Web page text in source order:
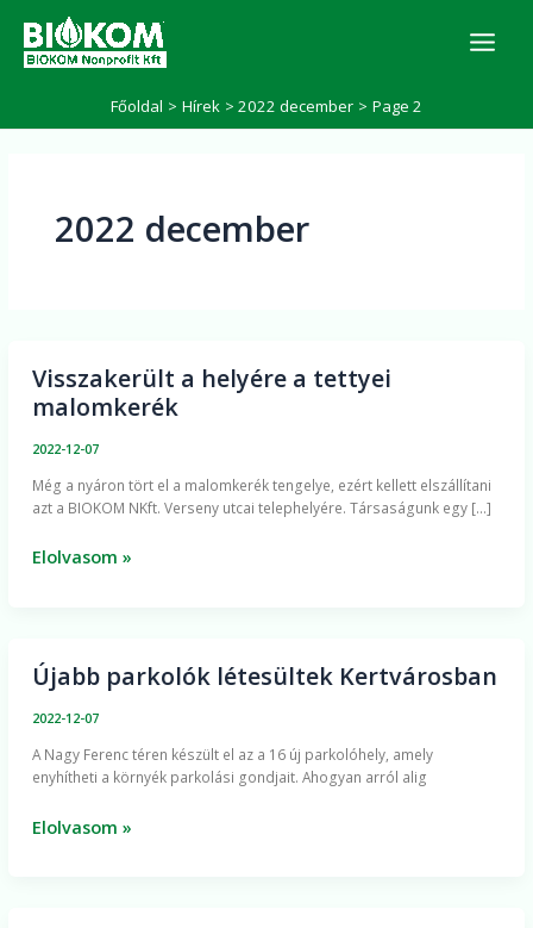
content
Főoldal Hírek 2022 december Page 2
2022 december
Visszakerült a helyére a tettyei
malomkerék
2022-12-07
Még a nyáron tört el a malomkerék tengelye, ezért kellett elszállítani
azt a BIOKOM NKft. Verseny utcai telephelyére. Társaságunk egy […]
Visszakerült
a
tettyei
malomkerék
Elolvasom »
Újabb parkolók létesültek Kertvárosban
2022-12-07
A Nagy Ferenc téren készült el az a 16 új parkolóhely, amely
enyhítheti a környék parkolási gondjait. Ahogyan arról alig
Újabb
Kertvárosban
Elolvasom »
e
r
é